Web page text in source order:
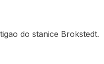
do stanice Brokstedt.